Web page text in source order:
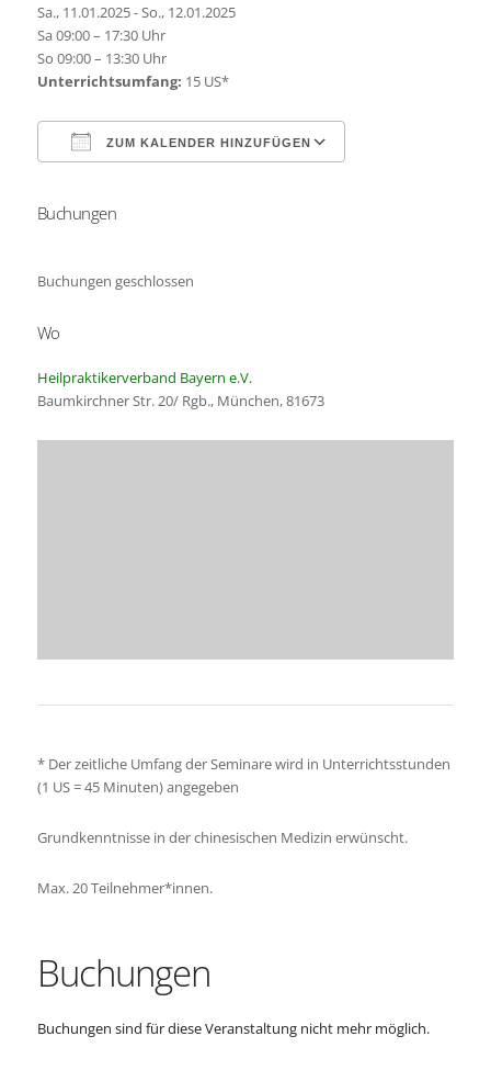
Sa., 11.01.2025 - So., 12.01.2025
Sa 09:00 – 17:30 Uhr
So 09:00 – 13:30 Uhr
Unterrichtsumfang: 15 US*
ZUM KALENDER HINZUFÜGEN
ICS herunterladen
Buchungen
Buchungen geschlossen
Wo
Heilpraktikerverband Bayern e.V.
Baumkirchner Str. 20/ Rgb., München, 81673
* Der zeitliche Umfang der Seminare wird in Unterrichtsstunden
(1 US = 45 Minuten) angegeben
Grundkenntnisse in der chinesischen Medizin erwünscht.
Max. 20 Teilnehmer*innen.
Buchungen
Buchungen sind für diese Veranstaltung nicht mehr möglich.